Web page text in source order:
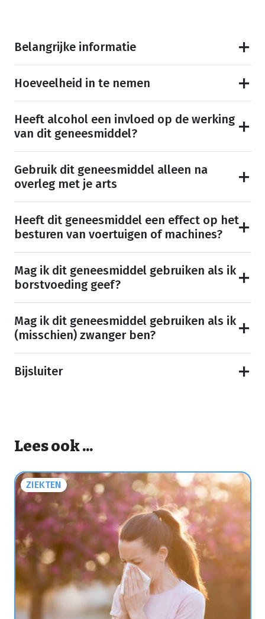
Belangrijke informatie
Hoeveelheid in te nemen
Heeft alcohol een invloed op de werking
van dit geneesmiddel?
Gebruik dit geneesmiddel alleen na
overleg met je arts
Heeft dit geneesmiddel een effect op het
besturen van voertuigen of machines?
Mag ik dit geneesmiddel gebruiken als ik
borstvoeding geef?
Mag ik dit geneesmiddel gebruiken als ik
(misschien) zwanger ben?
Bijsluiter
Lees ook ...
ZIEKTEN